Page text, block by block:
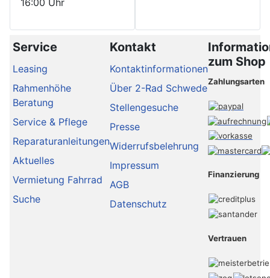
Service
Leasing
Rahmenhöhe
Beratung
Service & Pflege
Reparaturanleitungen
Aktuelles
Vermietung Fahrrad
Suche
Kontakt
Kontaktinformationen
Über 2-Rad Schwede
Stellengesuche
Presse
Widerrufsbelehrung
Impressum
AGB
Datenschutz
zum Shop
Zahlungsarten
Finanzierung
Vertrauen